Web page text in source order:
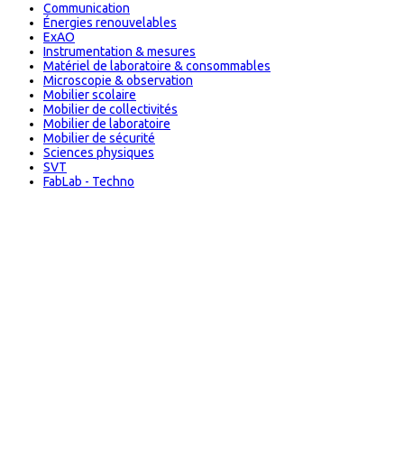
Communication
Énergies renouvelables
ExAO
Instrumentation & mesures
Matériel de laboratoire & consommables
Microscopie & observation
Mobilier scolaire
Mobilier de collectivités
Mobilier de laboratoire
Mobilier de sécurité
Sciences physiques
SVT
FabLab - Techno